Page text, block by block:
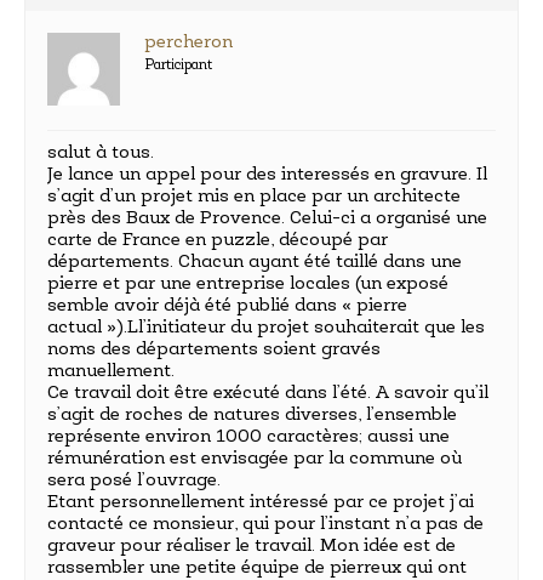
percheron
Participant
salut à tous.
Je lance un appel pour des interessés en gravure. Il
s’agit d’un projet mis en place par un architecte
près des Baux de Provence. Celui-ci a organisé une
carte de France en puzzle, découpé par
départements. Chacun ayant été taillé dans une
pierre et par une entreprise locales (un exposé
semble avoir déjà été publié dans « pierre
actual »).Ll’initiateur du projet souhaiterait que les
noms des départements soient gravés
manuellement.
Ce travail doit être exécuté dans l’été. A savoir qu’il
s’agit de roches de natures diverses, l’ensemble
représente environ 1000 caractères; aussi une
rémunération est envisagée par la commune où
sera posé l’ouvrage.
Etant personnellement intéressé par ce projet j’ai
contacté ce monsieur, qui pour l’instant n’a pas de
graveur pour réaliser le travail. Mon idée est de
rassembler une petite équipe de pierreux qui ont